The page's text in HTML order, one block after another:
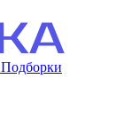
Подборки